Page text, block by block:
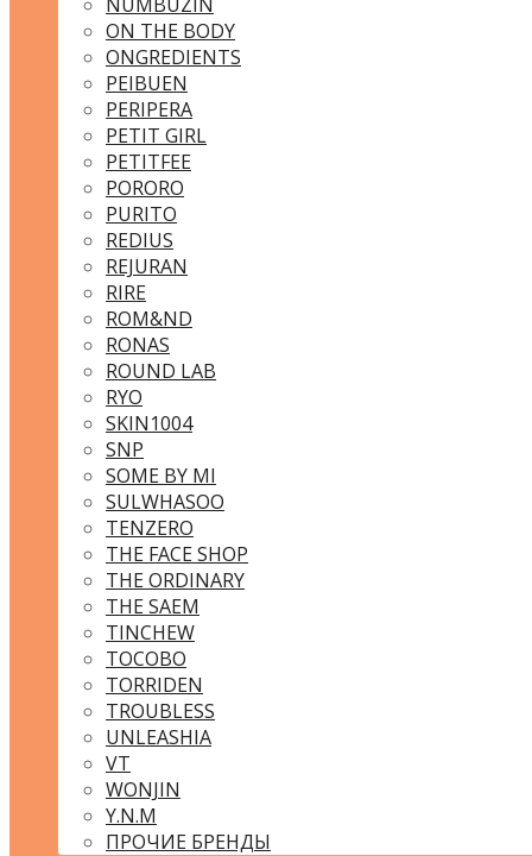
ON THE BODY
ONGREDIENTS
PEIBUEN
PERIPERA
PETIT GIRL
PETITFEE
PORORO
PURITO
REDIUS
REJURAN
RIRE
ROM&ND
RONAS
ROUND LAB
RYO
SKIN1004
SNP
SOME BY MI
SULWHASOO
TENZERO
THE FACE SHOP
THE ORDINARY
THE SAEM
TINCHEW
TOCOBO
TORRIDEN
TROUBLESS
UNLEASHIA
VT
WONJIN
Y.N.M
ПРОЧИЕ БРЕНДЫ